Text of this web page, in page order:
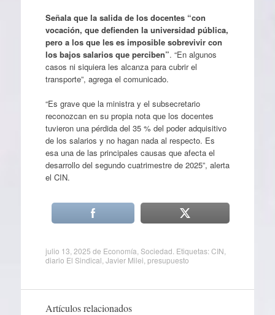
Señala que la salida de los docentes “con
vocación, que defienden la universidad pública,
pero a los que les es imposible sobrevivir con
los bajos salarios que perciben”. “En algunos
casos ni siquiera les alcanza para cubrir el
transporte”, agrega el comunicado.
“Es grave que la ministra y el subsecretario
reconozcan en su propia nota que los docentes
tuvieron una pérdida del 35 % del poder adquisitivo
de los salarios y no hagan nada al respecto. Es
esa una de las principales causas que afecta el
desarrollo del segundo cuatrimestre de 2025”, alerta
el CIN.
julio 13, 2025 de Economía Sociedad . Etiquetas:CIN
diario El Sindical Javier Milei presupuesto
Artículos relacionados